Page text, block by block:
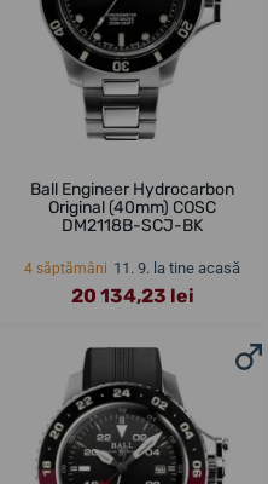
Ball Engineer Hydrocarbon
Original (40mm) COSC
DM2118B-SCJ-BK
4 săptămâni 11. 9. la tine acasă
20 134,23 lei